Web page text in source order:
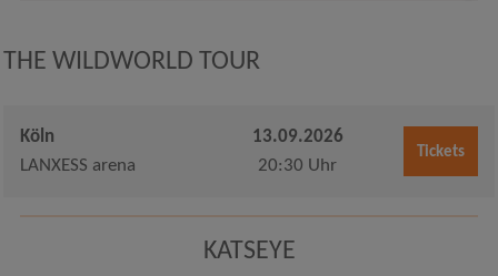
THE WILDWORLD TOUR
Köln
LANXESS arena
13.09.2026
20:30 Uhr
Tickets
KATSEYE